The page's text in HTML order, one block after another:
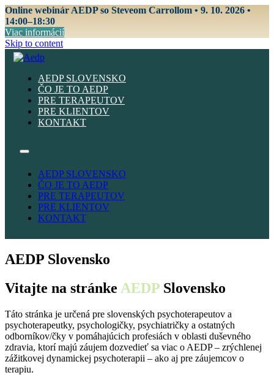
Online webinár AEDP so Steveom Carrollom • 9. 10. 2026 •
14:00–18:30
Viac informácií
Skip to content
AEDP SLOVENSKO
ČO JE TO AEDP
PRE TERAPEUTOV
PRE KLIENTOV
KONTAKT
AEDP SLOVENSKO
ČO JE TO AEDP
PRE TERAPEUTOV
PRE KLIENTOV
KONTAKT
AEDP Slovensko
Vitajte na stránke AEDP Slovensko
Táto stránka je určená pre slovenských psychoterapeutov a
psychoterapeutky, psychologičky, psychiatričky a ostatných
odborníkov/čky v pomáhajúcich profesiách v oblasti duševného
zdravia, ktorí majú záujem dozvedieť sa viac o AEDP – zrýchlenej
zážitkovej dynamickej psychoterapii – ako aj pre záujemcov o
terapiu.